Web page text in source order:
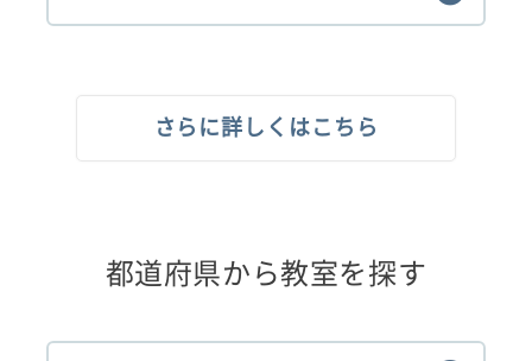
さらに詳しくはこちら
都道府県から教室を探す